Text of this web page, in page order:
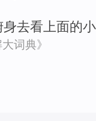
身去看上面的
词典》